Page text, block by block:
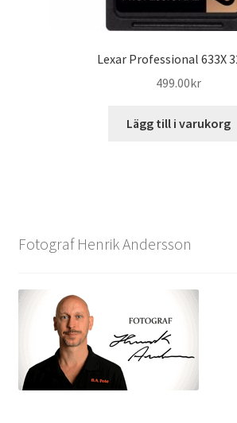
Lexar Professional 633X
499.00kr
Lägg till i varukorg
Fotograf Henrik Andersson